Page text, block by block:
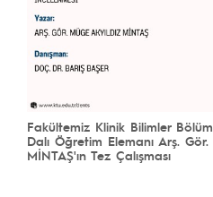
Fakültemiz Klinik Bilimler
Dalı Öğretim Elemanı Arş.
MİNTAŞ'ın Tez Çalışması